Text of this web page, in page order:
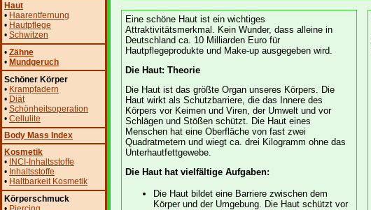
Eine schöne Haut ist ein wichtiges
Attraktivitätsmerkmal. Kein Wunder, dass alleine in
Deutschland ca. 10 Milliarden Euro für
Hautpflegeprodukte und Make-up ausgegeben wird.
Die Haut: Theorie
Die Haut ist das größte Organ unseres Körpers. Die
Haut wirkt als Schutzbarriere, die das Innere des
Körpers vor Keimen und Viren, der Umwelt und vor
Schlägen und Stößen schützt. Die Haut eines
Menschen hat eine Oberfläche von fast zwei
Quadratmetern und wiegt ca. drei Kilogramm ohne das
Unterhautfettgewebe.
Die Haut hat vielfältige Aufgaben:
Die Haut bildet eine Barriere zwischen dem
Körper und der Umgebung. Die Haut schützt vor
Haut
• Haarentfernung
• Hautpflege
• Schwitzen
• Zähne
• Mundgeruch
Schöner Körper
• Krampfadern
• Diät
• Schönheitsoperation
• Cellulite
Body Mass Index
Kosmetik
• INCI-Inhaltsstoffe
• Inhaltsstoffe
• Haltbarkeit Kosmetik
Körperschmuck